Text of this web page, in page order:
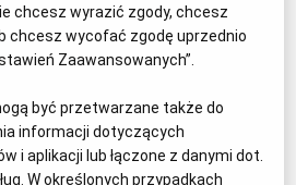
Przedlacki
i fotograf
chcesz wyrazić zgody, chcesz
chcesz wycofać zgodę uprzednio
Zaawansowanych”.
być przetwarzane także do
informacji dotyczących
i aplikacji lub łączone z danymi dot.
W określonych przypadkach